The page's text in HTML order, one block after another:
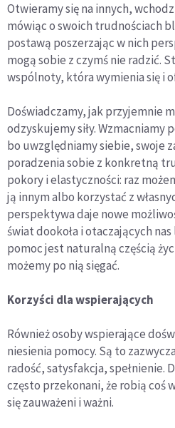
Otwieramy się na innych,
mówiąc o swoich trudnościach
postawą poszerzając w nich
mogą sobie z czymś nie radzić.
wspólnoty, która wymienia się i
Doświadczamy, jak przyjemnie
odzyskujemy siły. Wzmacniamy
bo uwzględniamy siebie, swoje
poradzenia sobie z konkretną
pokory i elastyczności: raz
ją innym albo korzystać z
perspektywa daje nowe
świat dookoła i otaczających
pomoc jest naturalną częścią
możemy po nią sięgać.
Korzyści dla wspierających
Również osoby wspierające
niesienia pomocy. Są to
radość, satysfakcja, spełnienie.
często przekonani, że robią coś
się zauważeni i ważni.